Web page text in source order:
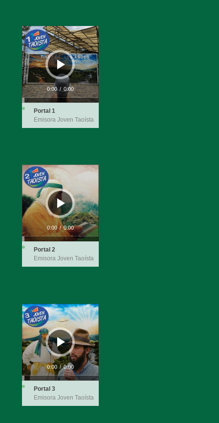
Audio
Player
0:00 / 0:00
Portal 1
Emisora Joven Taoísta
Audio
Player
0:00 / 0:00
Portal 2
Emisora Joven Taoísta
Audio
Player
0:00 / 0:00
Portal 3
Emisora Joven Taoísta